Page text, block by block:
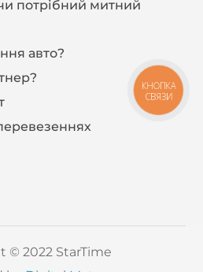
потрібний митний
авто?
© 2022 StarTime
КНОПКА
СВЯЗИ